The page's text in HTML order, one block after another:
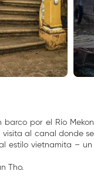
barco por el Río
al canal donde
estilo vietnamita –
Tho.